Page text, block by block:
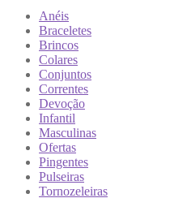
Anéis
Braceletes
Brincos
Colares
Conjuntos
Correntes
Devoção
Infantil
Masculinas
Ofertas
Pingentes
Pulseiras
Tornozeleiras